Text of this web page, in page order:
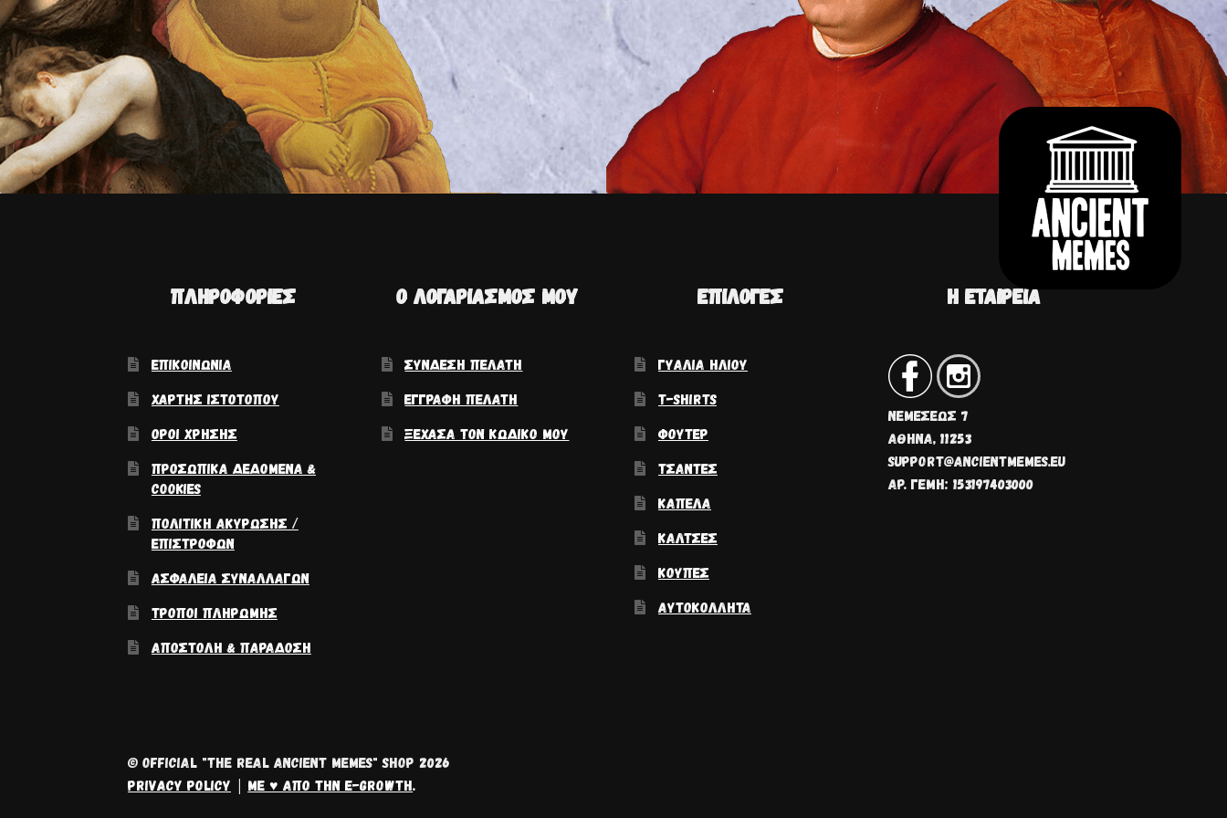
ΠΛΗΡΟΦΟΡΊΕΣ
ΕΠΙΚΟΙΝΩΝΊΑ
ΧΆΡΤΗΣ ΙΣΤΟΤΌΠΟΥ
ΌΡΟΙ ΧΡΉΣΗΣ
ΠΡΟΣΩΠΙΚΆ ΔΕΔΟΜΈΝΑ &
COOKIES
ΠΟΛΙΤΙΚΉ ΑΚΎΡΩΣΗΣ /
ΕΠΙΣΤΡΟΦΏΝ
ΑΣΦΆΛΕΙΑ ΣΥΝΑΛΛΑΓΏΝ
ΤΡΌΠΟΙ ΠΛΗΡΩΜΉΣ
ΑΠΟΣΤΟΛΉ & ΠΑΡΆΔΟΣΗ
Ο ΛΟΓΑΡΙΑΣΜΌΣ ΜΟΥ
ΣΎΝΔΕΣΗ ΠΕΛΆΤΗ
ΕΓΓΡΑΦΉ ΠΕΛΆΤΗ
ΞΈΧΑΣΑ ΤΟΝ ΚΩΔΙΚΌ ΜΟΥ
ΕΠΙΛΟΓΈΣ
ΓΥΑΛΙΆ ΗΛΊΟΥ
T-SHIRTS
ΦΟΎΤΕΡ
ΤΣΆΝΤΕΣ
ΚΑΠΈΛΑ
ΚΆΛΤΣΕΣ
ΚΟΎΠΕΣ
ΑΥΤΟΚΌΛΛΗΤΑ
Η ΕΤΑΙΡΕΊΑ
ΝΕΜΈΣΕΩΣ 7
ΑΘΗΝΑ, 11253
SUPPORT@ANCIENTMEMES.EU
ΑΡ. ΓΕΜΗ: 153197403000
© OFFICIAL "THE REAL ANCIENT MEMES" SHOP 2026
PRIVACY POLICY
ΜΕ ♥ ΑΠΌ ΤΗΝ E-GROWTH.